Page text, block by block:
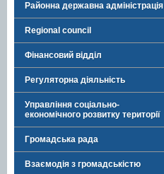
Районна державна адміністрація
Regional council
Фінансовий відділ
Регуляторна діяльність
Управління соціально-
економічного розвитку території
Громадська рада
Взаємодія з громадськістю